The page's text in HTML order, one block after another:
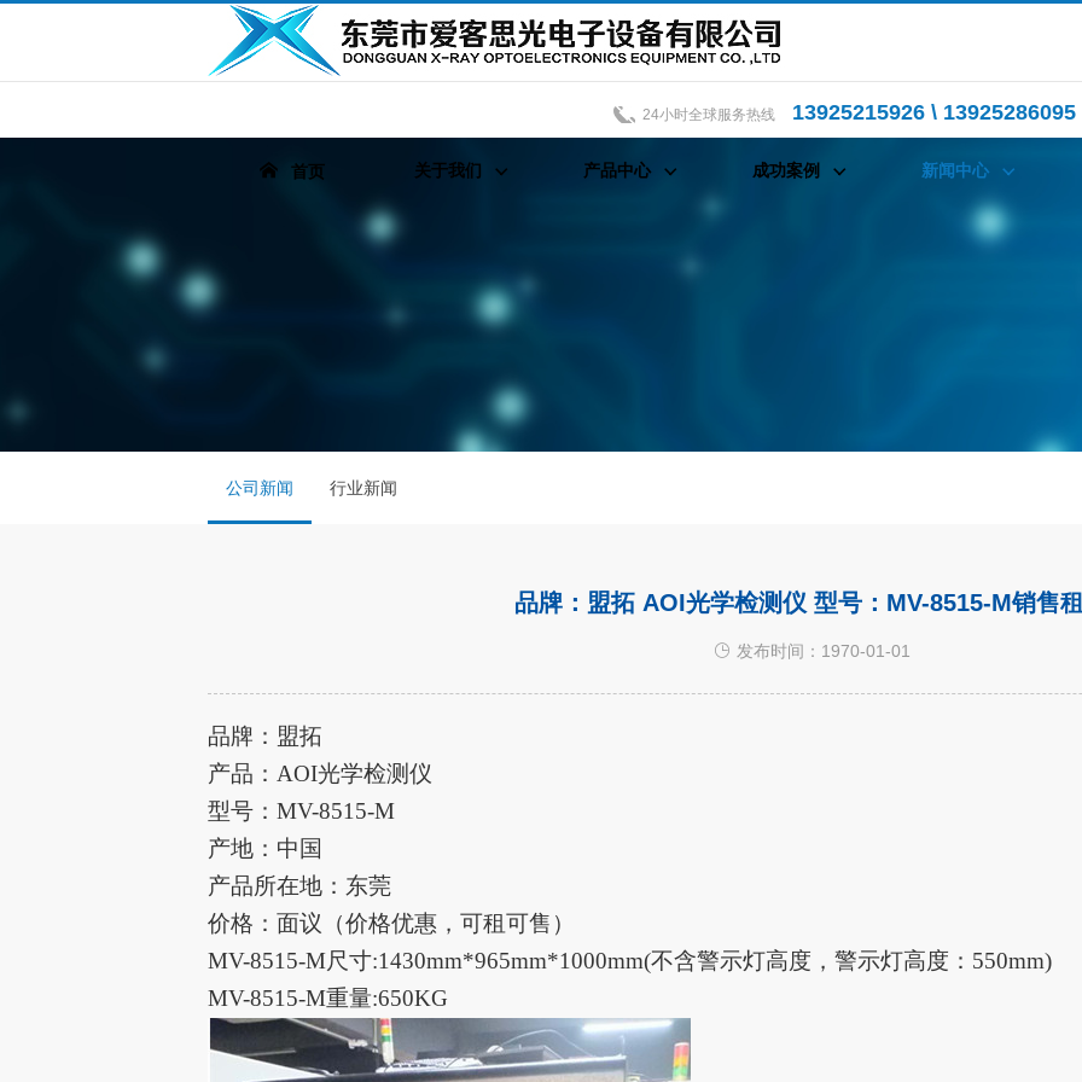
24小时全球服务热线 13925215926 \
首页 关于我们 产品中心 成功案例 新闻中心
公司新闻 行业新闻
品牌：盟拓 AOI光学检测仪 型号：MV-8515-M销售
发布时间：1970-01-01
品牌：盟拓
产品： AOI光学检测仪
型号：MV-8515-M
产地：中国
产品所在地：东莞
价格：面议（价格优惠，可租可售）
MV-8515-M尺寸:1430mm*965mm*1000mm(不含警示灯高度，警示灯高度：550mm)
MV-8515-M重量:650KG